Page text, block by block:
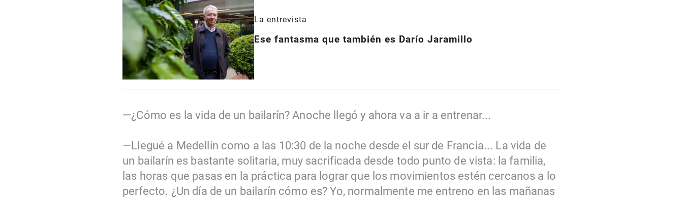
La entrevista
Ese fantasma que también es Darío Jaramillo
—¿Cómo es la vida de un bailarín? Anoche llegó y ahora va a ir a entrenar...
—Llegué a Medellín como a las 10:30 de la noche desde el sur de Francia... La vida de
un bailarín es bastante solitaria, muy sacrificada desde todo punto de vista: la familia,
las horas que pasas en la práctica para lograr que los movimientos estén cercanos a lo
perfecto. ¿Un día de un bailarín cómo es? Yo, normalmente me entreno en las mañanas